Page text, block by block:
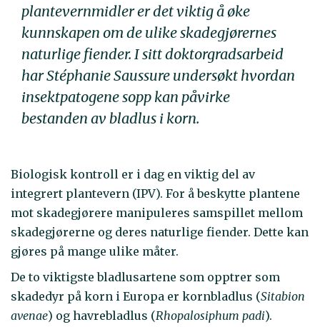
plantevernmidler er det viktig å øke
kunnskapen om de ulike skadegjørernes
naturlige fiender. I sitt doktorgradsarbeid
har Stéphanie Saussure undersøkt hvordan
insektpatogene sopp kan påvirke
bestanden av bladlus i korn.
Biologisk kontroll er i dag en viktig del av
integrert plantevern (IPV). For å beskytte plantene
mot skadegjørere manipuleres samspillet mellom
skadegjørerne og deres naturlige fiender. Dette kan
gjøres på mange ulike måter.
De to viktigste bladlusartene som opptrer som
skadedyr på korn i Europa er kornbladlus (Sitabion
avenae) og havrebladlus (Rhopalosiphum padi).